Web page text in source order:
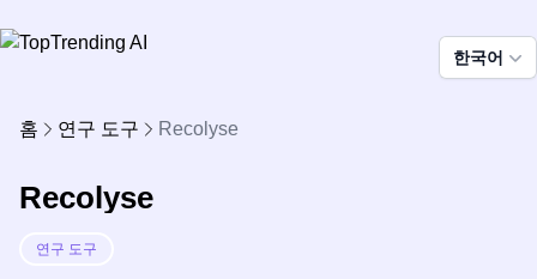
한국어
홈 연구 도구 Recolyse
Recolyse
연구 도구